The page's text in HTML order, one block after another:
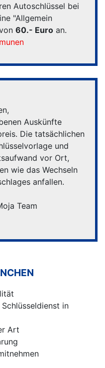
Autoschlüssel bei
"Allgemein
60.- Euro an.
Auskünfte
Die tatsächlichen
und
vor Ort,
wie das Wechseln
anfallen.
Team
in
Art